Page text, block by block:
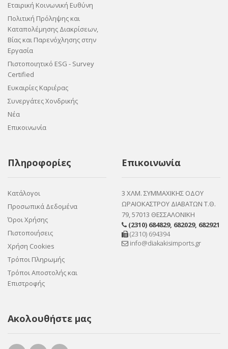
Εταιρική Κοινωνική Ευθύνη
Πολιτική Πρόληψης και
Καταπολέμησης Διακρίσεων,
Βίας και Παρενόχλησης στην
Εργασία
Πιστοποιητικό ESG - Survey
Certified
Ευκαιρίες Καριέρας
Συνεργάτες Χονδρικής
Νέα
Επικοινωνία
Πληροφορίες
Κατάλογοι
Προσωπικά Δεδομένα
Όροι Χρήσης
Πιστοποιήσεις
Χρήση Cookies
Τρόποι Πληρωμής
Τρόποι Αποστολής και
Επιστροφής
Επικοινωνία
3 ΧΛΜ. ΣΥΜΜΑΧΙΚΗΣ ΟΔΟΥ
ΩΡΑΙΟΚΑΣΤΡΟΥ ΔΙΑΒΑΤΩΝ Τ.Θ.
79, 57013 ΘΕΣΣΑΛΟΝΙΚΗ
(2310) 684829, 682029, 682921
(2310) 694394
info@diakakisimports.gr
Ακολουθήστε μας